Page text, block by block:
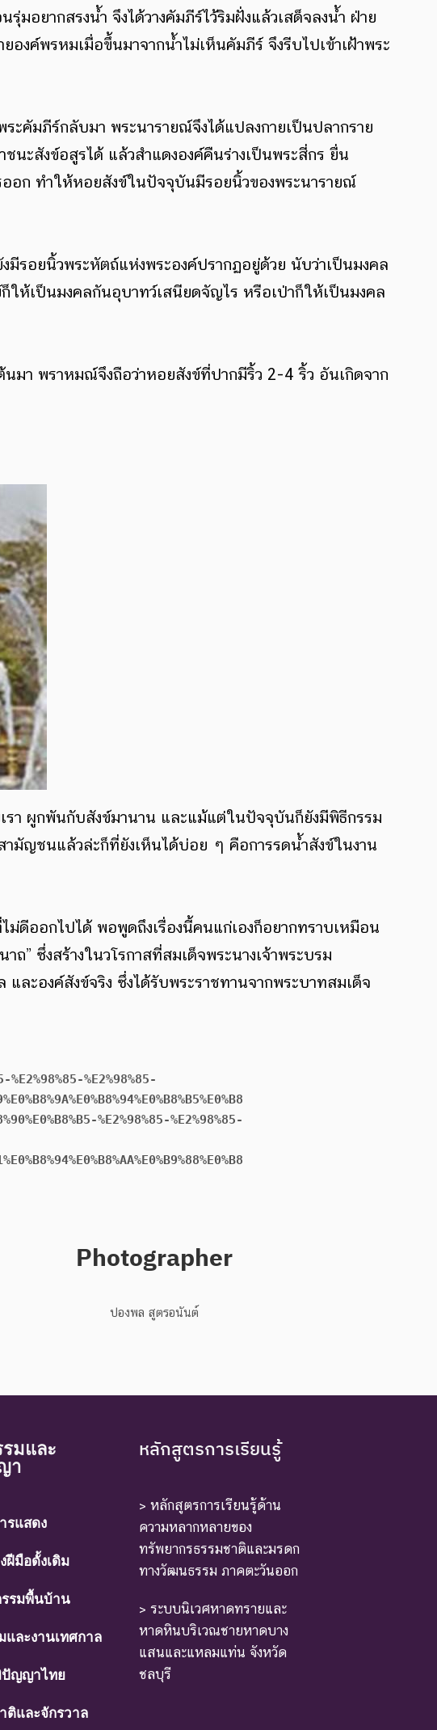
มอยากสรงน้ำ จึงได้วางคัมภีร์ไว้ริมฝั่งแล้วเสด็จลงน้ำ ฝ่าย
งค์พรหมเมื่อขึ้นมาจากน้ำไม่เห็นคัมภีร์ จึงรีบไปเข้าเฝ้าพระ
ระคัมภีร์กลับมา พระนารายณ์จึงได้แปลงกายเป็นปลากราย
นะสังข์อสูรได้ แล้วสำแดงองค์คืนร่างเป็นพระสี่กร ยื่น
ออก ทำให้หอยสังข์ในปัจจุบันมีรอยนิ้วของพระนารายณ์
มีรอยนิ้วพระหัตถ์แห่งพระองค์ปรากฏอยู่ด้วย นับว่าเป็นมงคล
ให้เป็นมงคลกันอุบาทว์เสนียดจัญไร หรือเป่าก็ให้เป็นมงคล
มา พราหมณ์จึงถือว่าหอยสังข์ที่ปากมีริ้ว 2-4 ริ้ว อันเกิดจาก
เรา ผูกพันกับสังข์มานาน และแม้แต่ในปัจจุบันก็ยังมีพิธีกรรม
ามัญชนแล้วล่ะก็ที่ยังเห็นได้บ่อย ๆ คือการรดน้ำสังข์ในงาน
ม่ดีออกไปได้ พอพูดถึงเรื่องนี้คนแก่เองก็อยากทราบเหมือน
ซึ่งสร้างในวโรกาสที่สมเด็จพระนางเจ้าพระบรม
ะองค์สังข์จริง ซึ่งได้รับพระราชทานจากพระบาทสมเด็จ
%E2%98%85-
%E2%98%85-%E2%98%85-
Photographer
ปองพล สูตรอนันต์
มและ
า
รแสดง
ฝีมือดั้งเดิม
รมพื้นบ้าน
และงานเทศกาล
ญญาไทย
ติและจักรวาล
หลักสูตรการเรียนรู้
> หลักสูตรการเรียนรู้ด้าน
ความหลากหลายของ
ทรัพยากรธรรมชาติและมรดก
ทางวัฒนธรรม ภาคตะวันออก
> ระบบนิเวศหาดทรายและ
หาดหินบริเวณชายหาดบาง
แสนและแหลมแท่น จังหวัด
ชลบุรี